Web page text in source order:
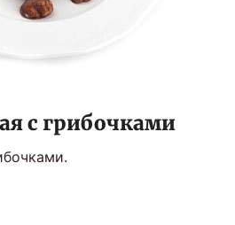
с грибочками